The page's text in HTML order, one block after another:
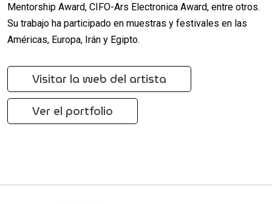
Mentorship Award, CIFO-Ars Electronica Award, entre otros.
Su trabajo ha participado en muestras y festivales en las
Américas, Europa, Irán y Egipto.
Visitar la web del artista
Ver el portfolio